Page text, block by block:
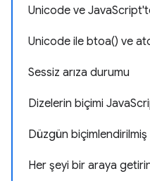
Unicode ve
Unicode ile btoa() ve
Sessiz arıza durumu
Dizelerin biçimi
Düzgün
Her şeyi bir araya